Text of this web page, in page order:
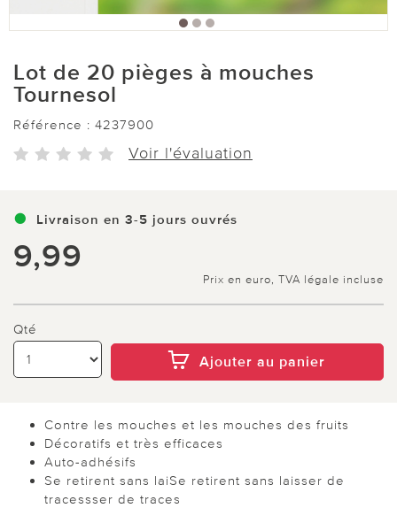
Lot de 20 pièges à mouches
Tournesol
Référence : 4237900
Voir l'évaluation
Livraison en 3-5 jours ouvrés
9,99
Prix en euro, TVA légale incluse
Qté
Ajouter au panier
Contre les mouches et les mouches des fruits
Décoratifs et très efficaces
Auto-adhésifs
Se retirent sans laiSe retirent sans laisser de
tracessser de traces